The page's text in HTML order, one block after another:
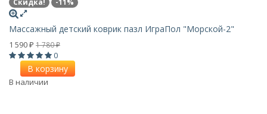
Скидка! -11%
Массажный детский коврик пазл ИграПол "Морской-2"
1 590 ₽ 1 780₽
0
В корзину
В наличии